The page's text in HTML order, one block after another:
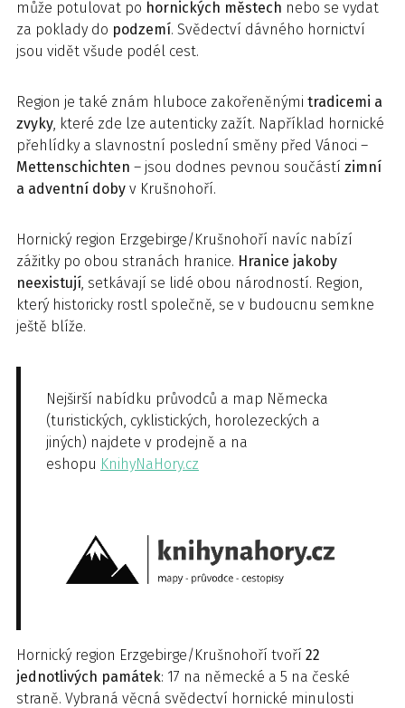
může potulovat po hornických městech nebo se vydat
za poklady do podzemí. Svědectví dávného hornictví
jsou vidět všude podél cest.
Region je také znám hluboce zakořeněnými tradicemi a
zvyky, které zde lze autenticky zažít. Například hornické
přehlídky a slavnostní poslední směny před Vánoci –
Mettenschichten – jsou dodnes pevnou součástí zimní
a adventní doby v Krušnohoří.
Hornický region Erzgebirge/Krušnohoří navíc nabízí
zážitky po obou stranách hranice. Hranice jakoby
neexistují, setkávají se lidé obou národností. Region,
který historicky rostl společně, se v budoucnu semkne
ještě blíže.
Nejširší nabídku průvodců a map Německa
(turistických, cyklistických, horolezeckých a
jiných) najdete v prodejně a na
eshopu KnihyNaHory.cz
Hornický region Erzgebirge/Krušnohoří tvoří 22
jednotlivých památek: 17 na německé a 5 na české
straně. Vybraná věcná svědectví hornické minulosti